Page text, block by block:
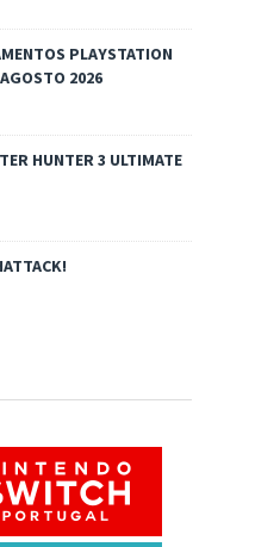
PLAYSTATION
2026
HUNTER 3 ULTIMATE